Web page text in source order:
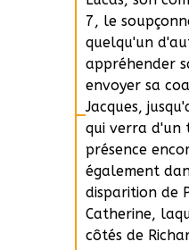
7, le
quelqu'un
appréhender
envoyer sa
Jacques,
qui verra d'un
présence
également
disparition de
Catherine,
côtés de
Catherine et
s'offre à eux,
son fils dont
par la